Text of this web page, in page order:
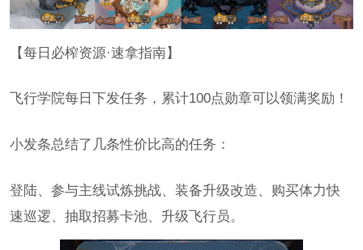
【每日必榨资源·速拿指南】
飞行学院每日下发任务，累计100点勋章可以领满奖励！
小发条总结了几条性价比高的任务：
登陆、参与主线试炼挑战、装备升级改造、购买体力快
速巡逻、抽取招募卡池、升级飞行员。